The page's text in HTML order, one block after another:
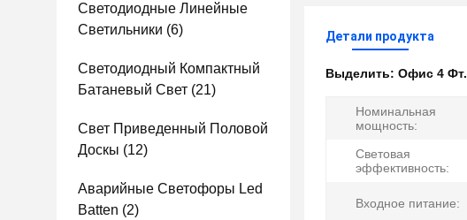
Светодиодные Линейные
Светильники (6)
Светодиодный Компактный
Батаневый Свет (21)
Свет Приведенный Половой
Доскы (12)
Аварийные Светофоры Led
Batten (2)
Детали продукта
Выделить: Офис 4 Фт.
Номинальная
мощность:
Световая
эффективность:
Входное питание: